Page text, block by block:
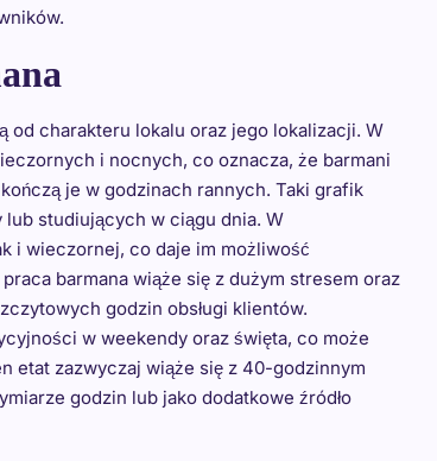
od charakteru lokalu oraz jego lokalizacji. W
i nocnych, co oznacza, że barmani
je w godzinach rannych. Taki grafik
studiujących w ciągu dnia. W
i wieczornej, co daje im możliwość
barmana wiąże się z dużym stresem oraz
godzin obsługi klientów.
w weekendy oraz święta, co może
etat zazwyczaj wiąże się z 40-godzinnym
godzin lub jako dodatkowe źródło